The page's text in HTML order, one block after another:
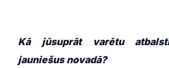
Kā jūsuprāt varētu
jauniešus novadā?